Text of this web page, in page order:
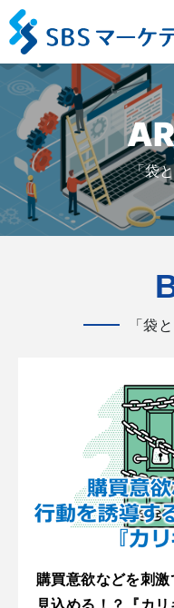
「袋
「袋
購買意欲などを刺
見込める！？『カリ